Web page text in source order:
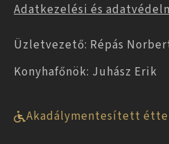
Adatkezelési és
Üzletvezető: Répás
Konyhafőnök: Juhász Erik
Akadálymentesített